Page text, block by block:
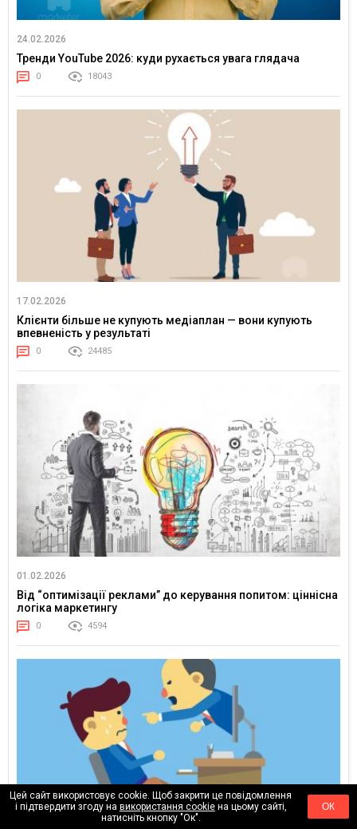
24.02.2026
Тренди YouTube 2026: куди рухається увага глядача
0 18043
17.02.2026
Клієнти більше не купують медіаплан — вони купують
впевненість у результаті
0 24485
01.02.2026
Від “оптимізації реклами” до керування попитом: ціннісна
логіка маркетингу
0 4594
Цей сайт використовує cookie. Щоб закрити це повідомлення
і підтвердити згоду на використання cookieна цьому сайті,
натисніть кнопку "Ок".
ОК